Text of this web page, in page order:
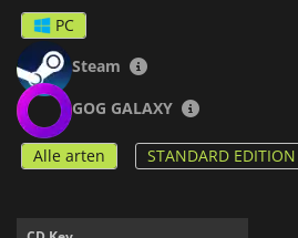
PC
Steam
GOG GALAXY
Alle arten STANDARD EDITION